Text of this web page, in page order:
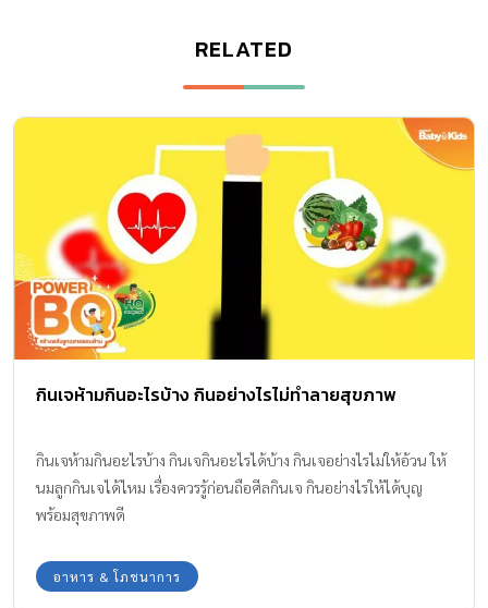
RELATED
กินเจห้ามกินอะไรบ้าง กินอย่างไรไม่ทำลายสุขภาพ
กินเจห้ามกินอะไรบ้าง กินเจกินอะไรได้บ้าง กินเจอย่างไรไม่ให้อ้วน ให้
นมลูกกินเจได้ไหม เรื่องควรรู้ก่อนถือศีลกินเจ กินอย่างไรให้ได้บุญ
พร้อมสุขภาพดี
อาหาร & โภชนาการ